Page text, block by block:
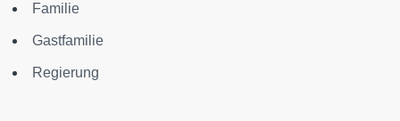
Familie
Gastfamilie
Regierung